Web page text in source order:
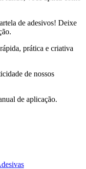
de adesivos! Deixe
prática e criativa
de nossos
de aplicação.